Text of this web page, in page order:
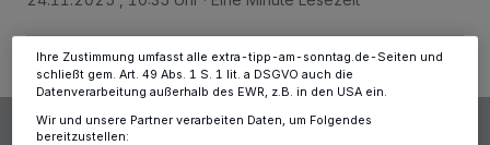
Ihre Einstellungen gelten innerhalb unseres Website. Weitere
Ihre Zustimmung umfasst alle extra-tipp-am-sonntag.de-Seiten und
schließt gem. Art. 49 Abs. 1 S. 1 lit. a DSGVO auch die
Datenverarbeitung außerhalb des EWR, z.B. in den USA ein.
Wir und unsere Partner verarbeiten Daten, um Folgendes
bereitzustellen: